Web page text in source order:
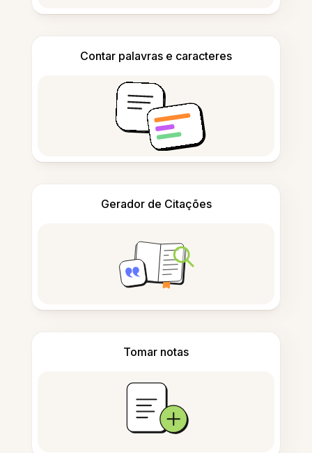
Contar palavras e caracteres
Gerador de Citações
Tomar notas